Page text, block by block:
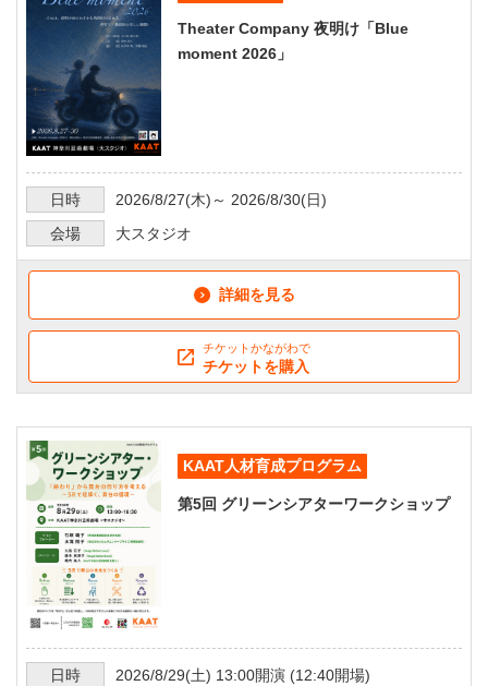
Theater Company 夜明け「Blue
moment 2026」
日時 2026/8/27(木)～ 2026/8/30(日)
会場
大スタジオ
詳細を見る
チケットかながわで
チケットを購入
KAAT人材育成プログラム
第5回 グリーンシアターワークショップ
日時 2026/8/29(土) 13:00開演 (12:40開場)